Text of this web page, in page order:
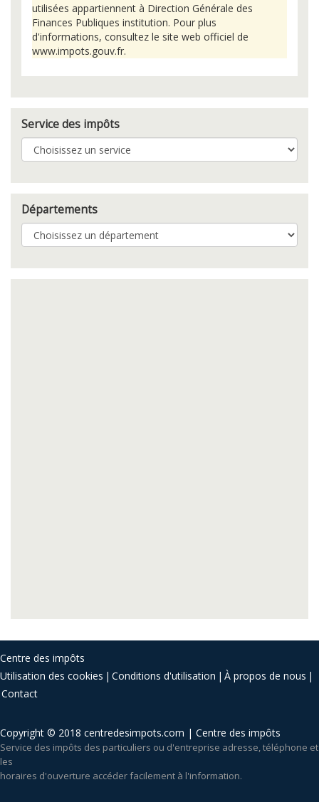
utilisées appartiennent à Direction Générale des
Finances Publiques institution. Pour plus
d'informations, consultez le site web officiel de
www.impots.gouv.fr.
Service des impôts
Départements
Centre des impôts
Utilisation des cookies
Conditions d'utilisation
À propos de nous
Contact
Copyright © 2018 centredesimpots.com | Centre des impôts
Service des impôts des particuliers ou d'entreprise adresse, téléphone et
les
horaires d'ouverture accéder facilement à l'information.